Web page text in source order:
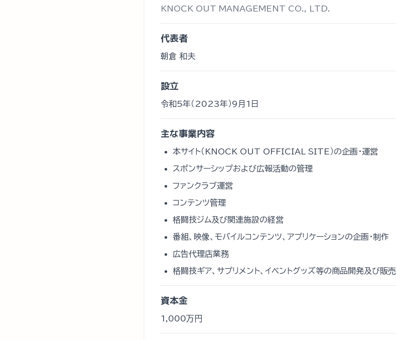
KNOCK OUT MANAGEMENT CO., LTD.
代表者
朝倉 和夫
設立
令和5年（2023年）9月1日
主な事業内容
本サイト（KNOCK OUT OFFICIAL SITE）の企画・運営
スポンサーシップおよび広報活動の管理
ファンクラブ運営
コンテンツ管理
格闘技ジム及び関連施設の経営
番組、映像、モバイルコンテンツ、アプリケーションの企画・制作
広告代理店業務
格闘技ギア、サプリメント、イベントグッズ等の商品開発及び販売
資本金
1,000万円